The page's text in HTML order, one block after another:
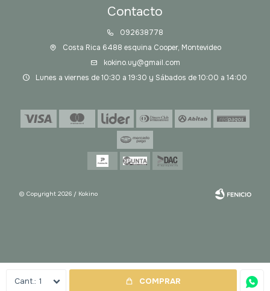
1 COMPRAR
Contacto
092638778
Costa Rica 6488 esquina Cooper, Montevideo
kokino.uy@gmail.com
Lunes a viernes de 10:30 a 19:30 y Sábados de 10:00 a 14:00
© Copyright 2026 / Kokino